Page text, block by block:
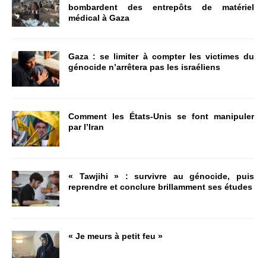
bombardent des entrepôts de matériel
médical à Gaza
Gaza : se limiter à compter les victimes du
génocide n’arrêtera pas les israéliens
Comment les États-Unis se font manipuler
par l’Iran
« Tawjihi » : survivre au génocide, puis
reprendre et conclure brillamment ses études
« Je meurs à petit feu »